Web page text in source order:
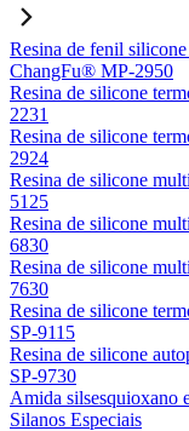
Resina de fenil
ChangFu® MP-2950
Resina de silicone
2231
Resina de silicone
2924
Resina de silicone
5125
Resina de silicone
6830
Resina de silicone
7630
Resina de silicone
SP-9115
Resina de silicone
SP-9730
Amida silsesquioxano
Silanos Especiais